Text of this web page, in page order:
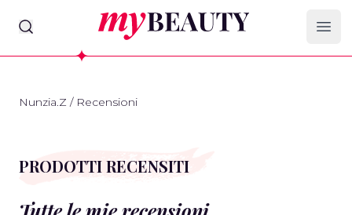
myBeauty
Nunzia.Z / Recensioni
PRODOTTI RECENSITI